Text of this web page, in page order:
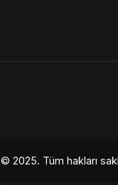
© 2025. Tüm hakları